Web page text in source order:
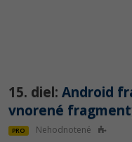
15. diel: Android
vnorené
PRO Nehodnotené